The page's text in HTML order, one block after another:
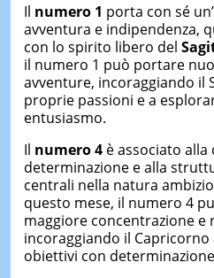
Il numero 1 porta con sé
avventura e indipendenza,
con lo spirito libero del
il numero 1 può portare
avventure, incoraggiando il
proprie passioni e a
entusiasmo.
Il numero 4è associato alla
determinazione e alla
centrali nella natura
questo mese, il numero 4
maggiore concentrazione e
incoraggiando il
obiettivi con